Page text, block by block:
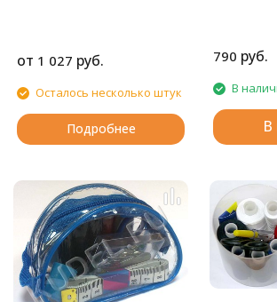
от 1 027 руб.
Осталось несколько штук
Подробнее
подушечка
пинцет-1
крючок
790 руб.
В
В